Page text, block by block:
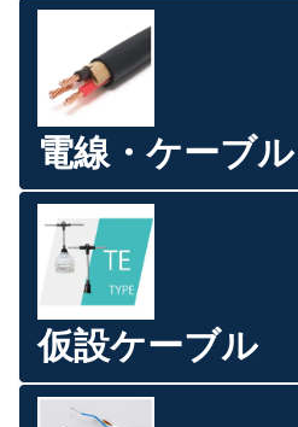
電線・ケーブル
仮設ケーブル